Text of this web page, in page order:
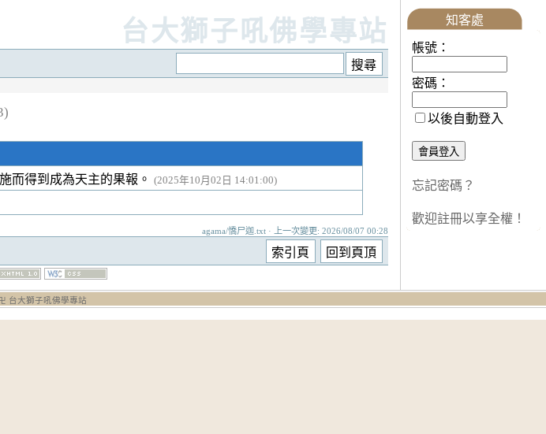
台大獅子吼佛學專站
而得到成為天主的果報。 (2025年10月02日 14:01:00)
agama/憍尸迦.txt · 上一次變更: 2026/08/07 00:28
知客處
帳號：
密碼：
以後自動登入
忘記密碼？
歡迎註冊以享全權！
台大獅子吼佛學專站